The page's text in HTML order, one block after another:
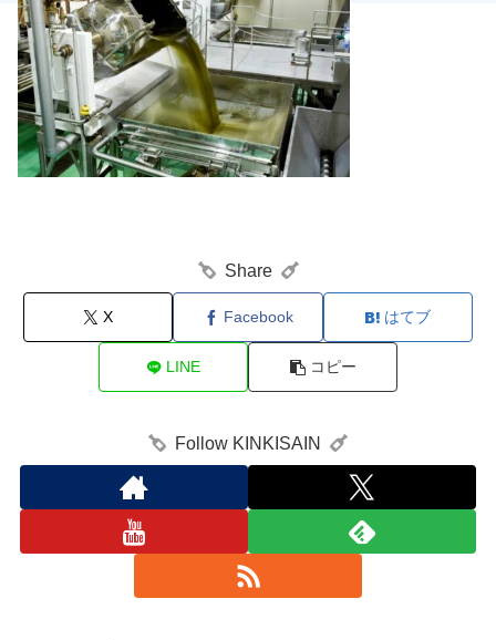
Share
X Facebook はてブ
LINE コピー
Follow KINKISAIN